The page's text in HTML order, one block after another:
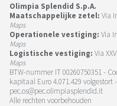
Olimpia Splendid S.p.A.
Maatschappelijke zetel: Via
Maps
Operationele vestiging: Via
Maps
Logistische vestiging: Via
Maps
BTW-nummer IT 00260750351 -
kapitaal Euro 4.071.429 volgestort
pec.os@pec.olimpiasplendid.it
Alle rechten voorbehouden